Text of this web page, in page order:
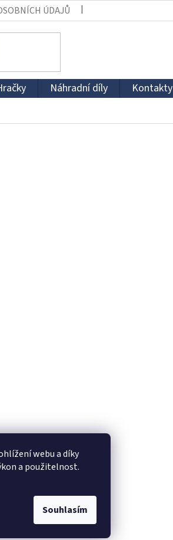
webu a díky
a použitelnost.
Souhlasím
ÚDAJŮ
Náhradní díly Kontakty